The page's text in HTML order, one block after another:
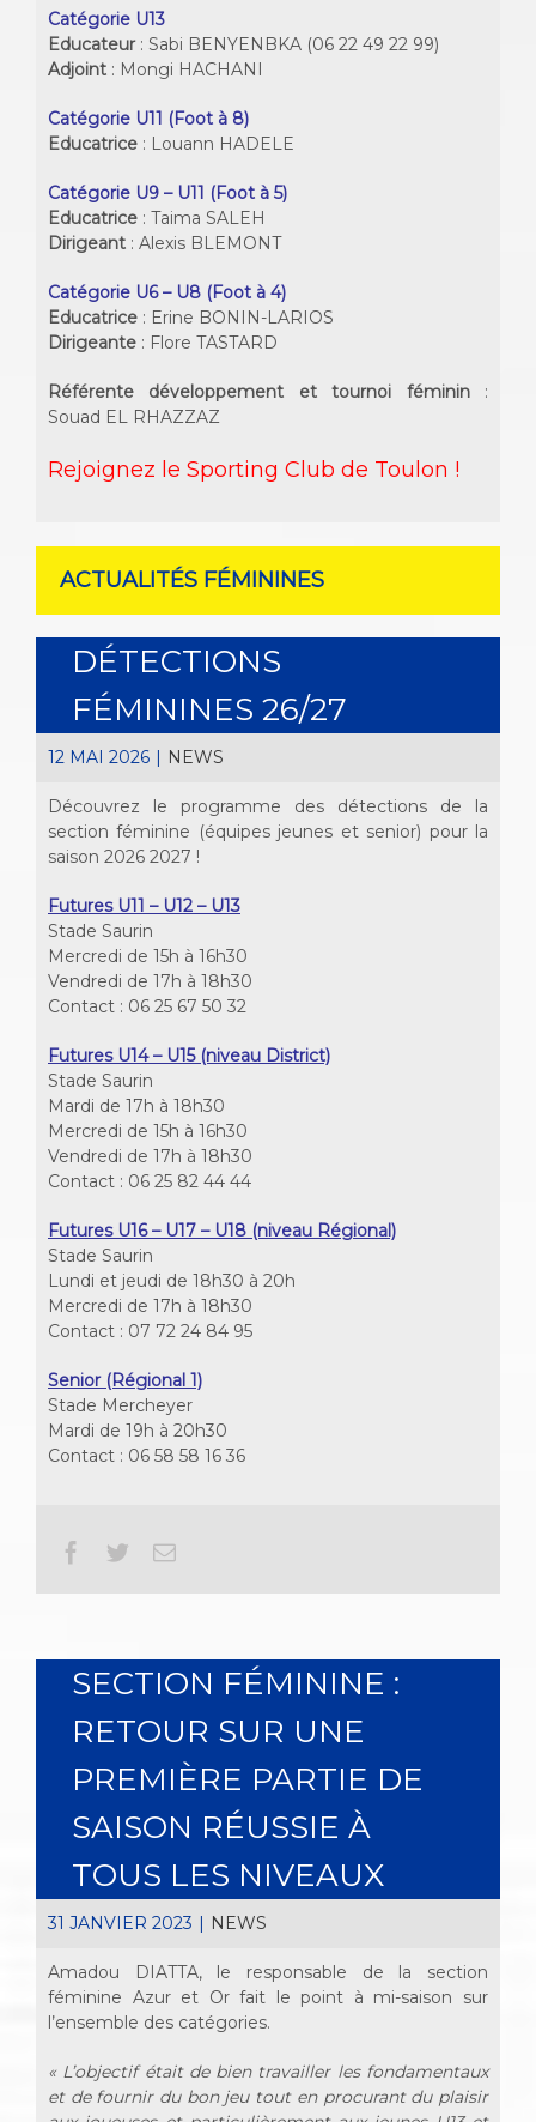
Catégorie U13
Educateur : Sabi BENYENBKA (06 22 49 22 99)
Adjoint : Mongi HACHANI
Catégorie U11 (Foot à 8)
Educatrice : Louann HADELE
Catégorie U9 – U11 (Foot à 5)
Educatrice : Taima SALEH
Dirigeant : Alexis BLEMONT
Catégorie U6 – U8 (Foot à 4)
Educatrice : Erine BONIN-LARIOS
Dirigeante : Flore TASTARD
Référente développement et tournoi féminin :
Souad EL RHAZZAZ
Rejoignez le Sporting Club de Toulon !
ACTUALITÉS FÉMININES
DÉTECTIONS
FÉMININES 26/27
12 MAI 2026 | NEWS
Découvrez le programme des détections de la
section féminine (équipes jeunes et senior) pour la
saison 2026 2027 !
Futures U11 – U12 – U13
Stade Saurin
Mercredi de 15h à 16h30
Vendredi de 17h à 18h30
Contact : 06 25 67 50 32
Futures U14 – U15 (niveau District)
Stade Saurin
Mardi de 17h à 18h30
Mercredi de 15h à 16h30
Vendredi de 17h à 18h30
Contact : 06 25 82 44 44
Futures U16 – U17 – U18 (niveau Régional)
Stade Saurin
Lundi et jeudi de 18h30 à 20h
Mercredi de 17h à 18h30
Contact : 07 72 24 84 95
Senior (Régional 1)
Stade Mercheyer
Mardi de 19h à 20h30
Contact : 06 58 58 16 36
Facebook
TwitterEmail
SECTION FÉMININE :
RETOUR SUR UNE
PREMIÈRE PARTIE DE
SAISON RÉUSSIE À
TOUS LES NIVEAUX
31 JANVIER 2023 | NEWS
Amadou DIATTA, le responsable de la section
féminine Azur et Or fait le point à mi-saison sur
l’ensemble des catégories.
« L’objectif était de bien travailler les fondamentaux
et de fournir du bon jeu tout en procurant du plaisir